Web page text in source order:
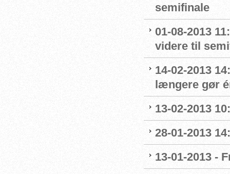
semifinale
01-08-2013
videre til
14-02-2013
længere gør
13-02-2013
28-01-2013
13-01-2013 -